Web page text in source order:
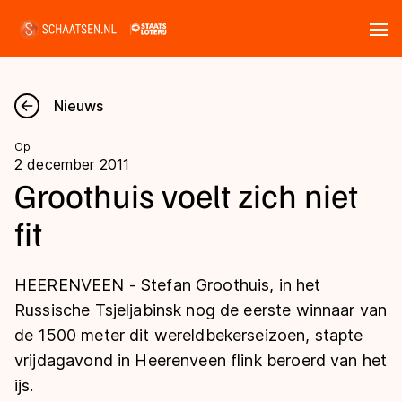
Nieuws
Kalender
Disciplines
Langebaan
Shorttrack
Inlineskaten
Uitslagen
Langebaan
Shorttrack
Marathon
Tijden & historie
Ranglijsten Langebaan
Nieuws
Op
2 december 2011
Groothuis voelt zich niet
fit
HEERENVEEN - Stefan Groothuis, in het
Russische Tsjeljabinsk nog de eerste winnaar van
de 1500 meter dit wereldbekerseizoen, stapte
vrijdagavond in Heerenveen flink beroerd van het
ijs.